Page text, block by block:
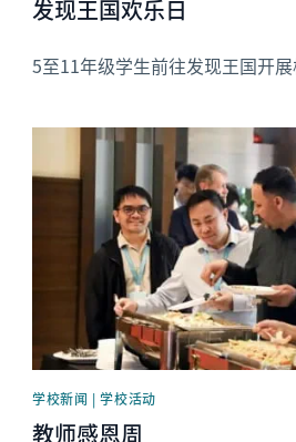
发现王国欢乐日
5至11年级学生前往发现王国开
News image
学校新闻 | 学校活动
教师感恩周